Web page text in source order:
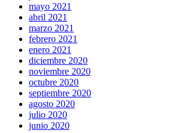
mayo 2021
abril 2021
marzo 2021
febrero 2021
enero 2021
diciembre 2020
noviembre 2020
octubre 2020
septiembre 2020
agosto 2020
julio 2020
junio 2020